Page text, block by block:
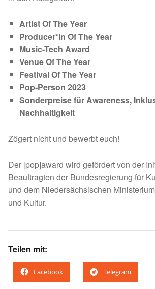
Artist Of The Year
Producer*in Of The Year
Music-Tech Award
Venue Of The Year
Festival Of The Year
Pop-Person 2023
Sonderpreise für Awareness,
Nachhaltigkeit
Zögert nicht und bewerbt euch!
Der [pop]award wird gefördert von der
Beauftragten der Bundesregierung für
und dem Niedersächsischen
und Kultur.
Teilen mit:
Facebook Telegram